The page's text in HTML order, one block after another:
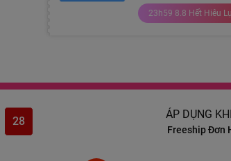
23h59 8.8 Hết Hiêu
26
ÁP DỤNG
Freeship Đơn Hàng >390K